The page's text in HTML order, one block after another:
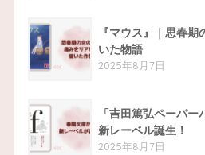
『マウス』｜思春
いた物語
2025年8月7日
「吉田篤弘ペーパ
新レーベル誕生！
2025年8月7日